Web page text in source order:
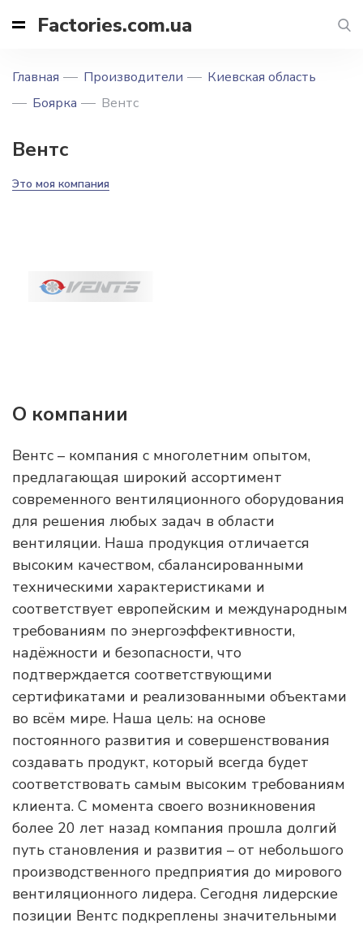
Factories.com.ua
Главная Производители
Киевская область
Боярка
Вентс
Вентс
Это моя компания
О компании
Вентс – компания с многолетним опытом,
предлагающая широкий ассортимент
современного вентиляционного оборудования
для решения любых задач в области
вентиляции. Наша продукция отличается
высоким качеством, сбалансированными
техническими характеристиками и
соответствует европейским и международным
требованиям по энергоэффективности,
надёжности и безопасности, что
подтверждается соответствующими
сертификатами и реализованными объектами
во всём мире. Наша цель: на основе
постоянного развития и совершенствования
создавать продукт, который всегда будет
соответствовать самым высоким требованиям
клиента. С момента своего возникновения
более 20 лет назад компания прошла долгий
путь становления и развития – от небольшого
производственного предприятия до мирового
вентиляционного лидера. Сегодня лидерские
позиции Вентс подкреплены значительными